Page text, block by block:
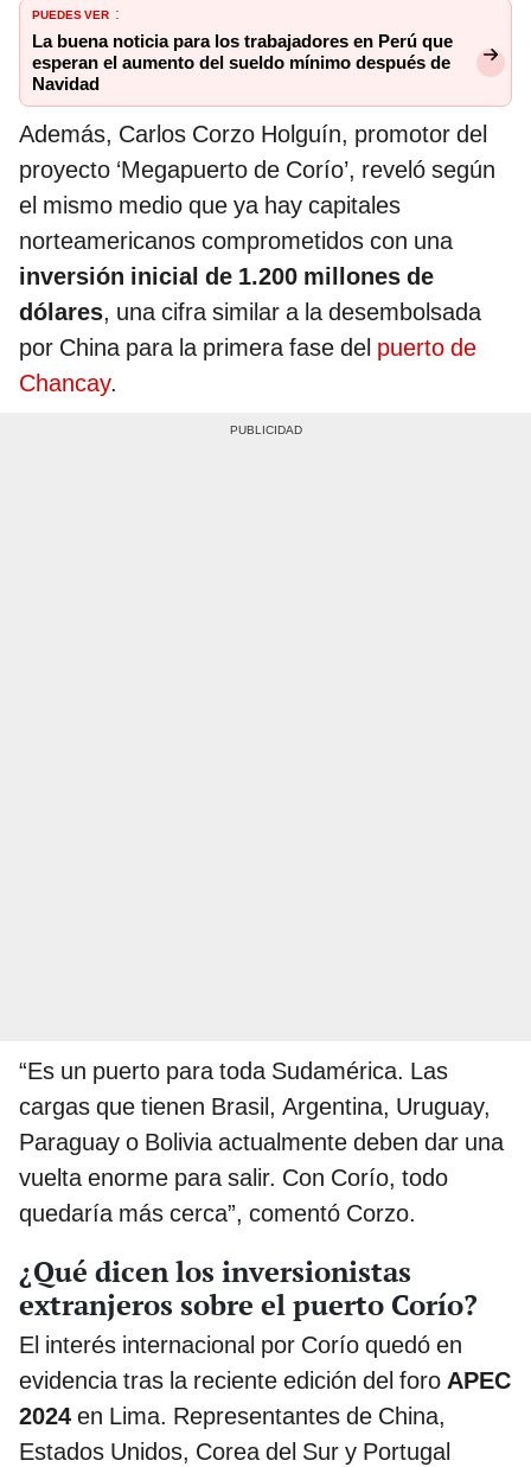
PUEDES VER :
La buena noticia para los trabajadores en Perú que
esperan el aumento del sueldo mínimo después de
Navidad
Además, Carlos Corzo Holguín, promotor del
proyecto ‘Megapuerto de Corío’, reveló según
el mismo medio que ya hay capitales
norteamericanos comprometidos con una
inversión inicial de 1.200 millones de
dólares, una cifra similar a la desembolsada
por China para la primera fase del puerto de
Chancay.
“Es un puerto para toda Sudamérica. Las
cargas que tienen Brasil, Argentina, Uruguay,
Paraguay o Bolivia actualmente deben dar una
vuelta enorme para salir. Con Corío, todo
quedaría más cerca”, comentó Corzo.
¿Qué dicen los inversionistas
extranjeros sobre el puerto Corío?
El interés internacional por Corío quedó en
evidencia tras la reciente edición del foro APEC
2024 en Lima. Representantes de China,
Estados Unidos, Corea del Sur y Portugal